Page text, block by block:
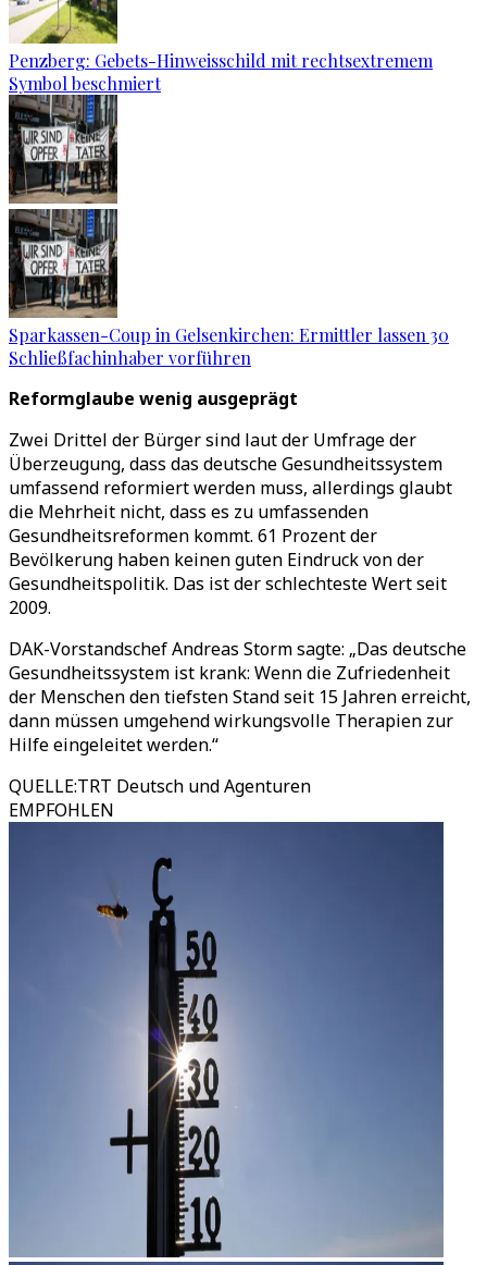
Penzberg: Gebets-Hinweisschild mit rechtsextremem
Symbol beschmiert
Sparkassen-Coup in Gelsenkirchen: Ermittler lassen 30
Schließfachinhaber vorführen
Reformglaube wenig ausgeprägt
Zwei Drittel der Bürger sind laut der Umfrage der
Überzeugung, dass das deutsche Gesundheitssystem
umfassend reformiert werden muss, allerdings glaubt
die Mehrheit nicht, dass es zu umfassenden
Gesundheitsreformen kommt. 61 Prozent der
Bevölkerung haben keinen guten Eindruck von der
Gesundheitspolitik. Das ist der schlechteste Wert seit
2009.
DAK-Vorstandschef Andreas Storm sagte: „Das deutsche
Gesundheitssystem ist krank: Wenn die Zufriedenheit
der Menschen den tiefsten Stand seit 15 Jahren erreicht,
dann müssen umgehend wirkungsvolle Therapien zur
Hilfe eingeleitet werden.“
QUELLE:TRT Deutsch und Agenturen
EMPFOHLEN